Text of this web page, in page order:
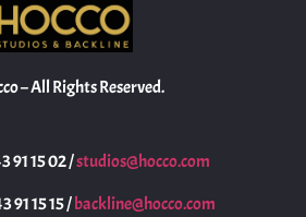
– All Rights Reserved.
91 15 02 /studios@hocco.com
91 15 15 /backline@hocco.com